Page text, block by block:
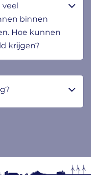
veel
binnen
Hoe kunnen
krijgen?